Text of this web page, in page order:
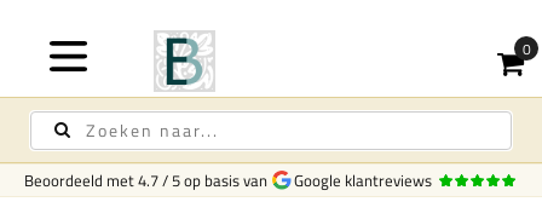
Beoordeeld met4.7/5op basis van Google klantreviews